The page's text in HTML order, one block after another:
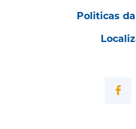
Politicas